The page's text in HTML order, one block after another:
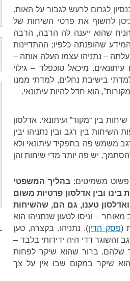
לגרום לרעש לגבור על האות.
לחשוף את פרטי השיחות של
שהוא ייענה לה הרבה, הרבה
שהופנתה כלפיו; ההתדיינות
– נתניהו עצמו העלה אותה –
מיכאל טוכפלד – גילוי
בישיבת נחלים, למדתי ממנו
הוא חדל להיות עיתונאי.
בין “מקור” ועיתונאי. אדלסון
השיחות בין רגב ובין נתניהו יבין
משמש פה בתפקיד עיתונאי ולא
יש פה יותר מדי שיחות והן
פשוט משמיטים:בהליך המשפטי
ובין אדלסון פרטיות משום
ואדלסון טענו, גם הם, שהשיחות
– וניסו לטעון שנתניהו הוא
(פסק הדין). נתניהו, בקצרה, טען
דדי היה ידידותי בלבד –
שלהם. ברור שהוא שיקר לפחות
שיקר במקום שבו אין על צך